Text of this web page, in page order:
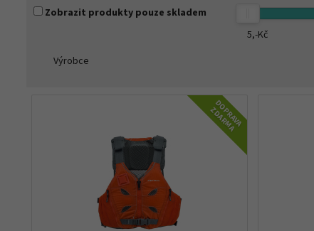
Zobrazit produkty pouze skladem
5,-Kč
Výrobce
DOPRAVA
ZDARMA